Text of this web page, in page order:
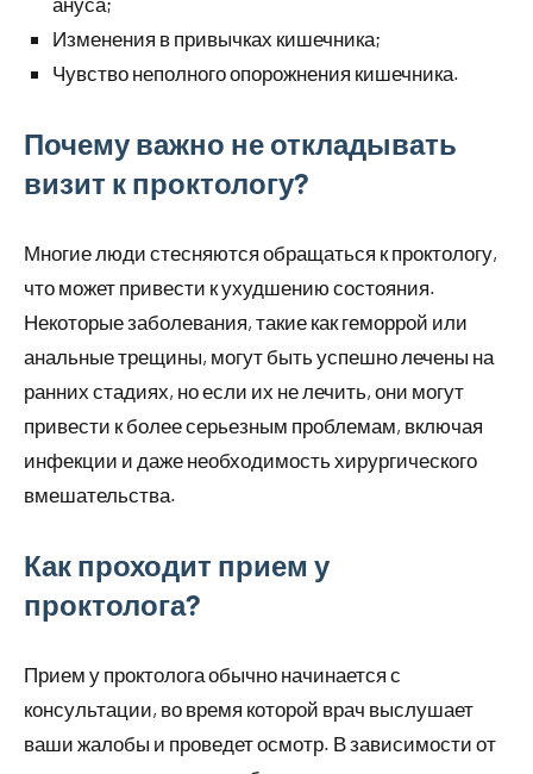
Изменения в привычках кишечника;
Чувство неполного опорожнения кишечника.
Почему важно не откладывать
визит к проктологу?
Многие люди стесняются обращаться к проктологу,
что может привести к ухудшению состояния.
Некоторые заболевания, такие как геморрой или
анальные трещины, могут быть успешно лечены на
ранних стадиях, но если их не лечить, они могут
привести к более серьезным проблемам, включая
инфекции и даже необходимость хирургического
вмешательства.
Как проходит прием у
проктолога?
Прием у проктолога обычно начинается с
консультации, во время которой врач выслушает
ваши жалобы и проведет осмотр. В зависимости от